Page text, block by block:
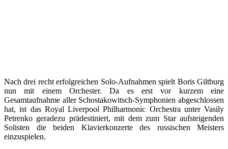
Nach drei recht erfolgreichen Solo-Aufnahmen spielt Boris Giltburg
nun mit einem Orchester. Da es erst vor kurzem eine
Gesamtaufnahme aller Schostakowitsch-Symphonien abgeschlossen
hat, ist das Royal Liverpool Philharmonic Orchestra unter Vasily
Petrenko geradezu prädestiniert, mit dem zum Star aufsteigenden
Solisten die beiden Klavierkonzerte des russischen Meisters
einzuspielen.